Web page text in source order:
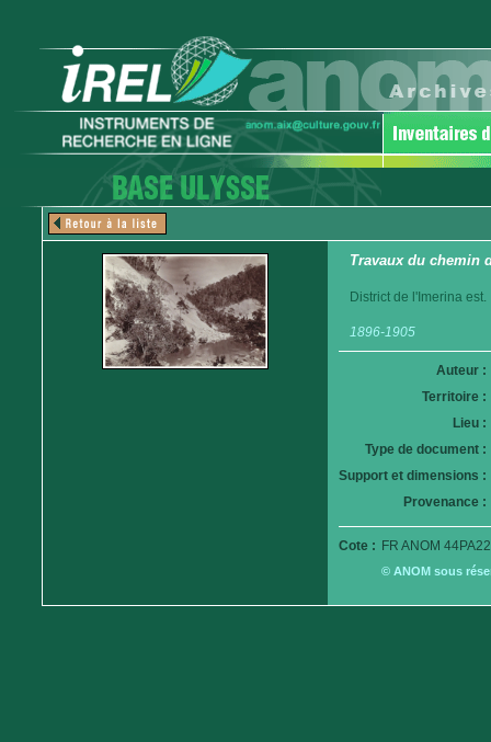
Travaux du chemin
District de l'Imerina est.
1896-1905
Auteur :
Territoire :
Lieu :
Type de document :
Support et dimensions :
Provenance :
Cote : FR ANOM
© ANOM sous